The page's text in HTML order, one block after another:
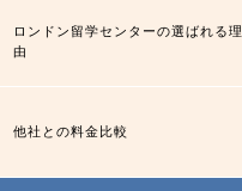
ロンドン留学センターの選ばれる理
由
他社との料金比較